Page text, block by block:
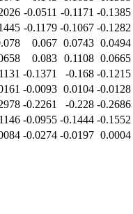
-0.0511 -0.1171 -0.1385
-0.1179 -0.1067 -0.1282
0.067 0.0743 0.0494
0.083 0.1108 0.0665
-0.1371 -0.168 -0.1215
-0.0093 0.0104 -0.0128
-0.2261 -0.228 -0.2686
-0.0955 -0.1444 -0.1552
-0.0274 -0.0197 0.0004